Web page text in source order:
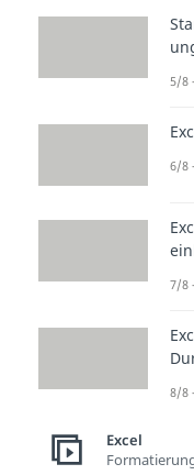
Wie
Eine
nicht
Die
5/8
6/8
7/8
8/8
Excel